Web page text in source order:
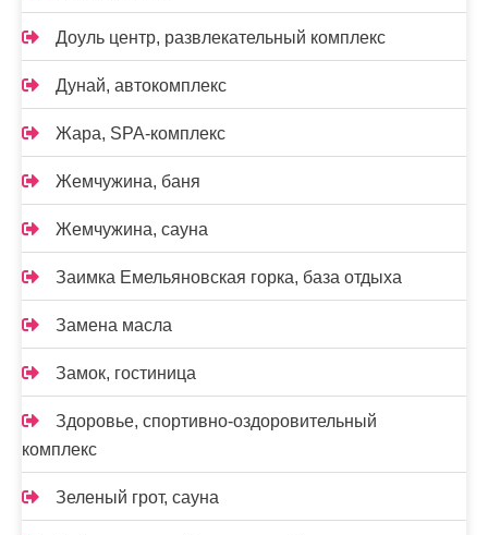
Доуль центр, развлекательный комплекс
Дунай, автокомплекс
Жара, SPA-комплекс
Жемчужина, баня
Жемчужина, сауна
Заимка Емельяновская горка, база отдыха
Замена масла
Замок, гостиница
Здоровье, спортивно-оздоровительный
комплекс
Зеленый грот, сауна